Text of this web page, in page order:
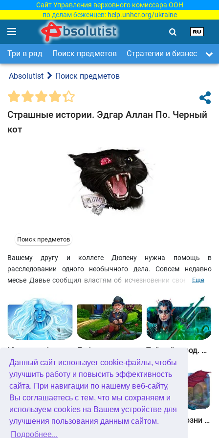
Данный сайт использует cookie-файлы, чтобы
улучшить работу и повысить эффективность
сайта. При навигации по нашему веб-сайту,
Вы соглашаетесь с тем, что мы сохраняем и
используем cookies на Вашем устройстве для
улучшения пользования данным сайтом.
Подробнее...
Сайт Управления верховного комиссара ООН
по делам беженцев: help.unhcr.org/ukraine
Три в ряд Поиск предметов Стратегии и бизнес
Absolutist Поиск предметов
Страшные истории. Эдгар Аллан По. Черный
кот
Поиск предметов
Вашему другу и коллеге Дюпену нужна помощь в
расследовании одного необычного дела. Совсем недавно
месье Давье сообщил властям об исчезновении своей жены
утверждают обратное... Мадам Давье цела и невредима и
часто гуляет по улице возле семейного особняка. Узнайте, кто
из них говорит неправду, а главное, зачем?
Еще
Тайный город. Подводное королевство. Коллекционное издание
Небесные земли. Пробуждение гигантов. Коллекционное издание Загадки Нью-Йорка. Пробуждение. Коллекционное издание Химеры. Козни зла. Коллекционное издание